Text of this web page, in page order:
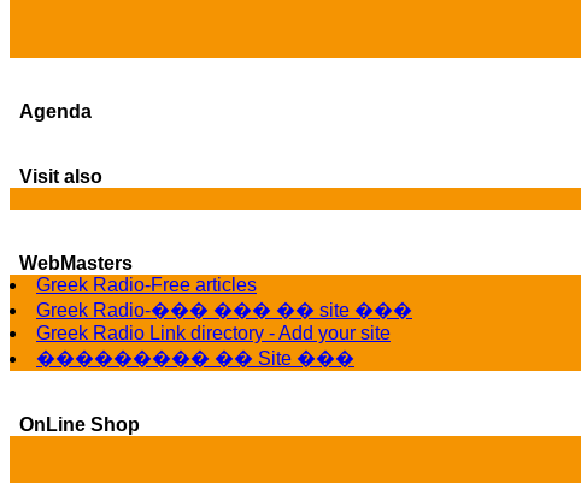
Agenda
Visit also
WebMasters
Greek Radio-Free articles
Greek Radio-��� ��� �� site ���
Greek Radio Link directory - Add your site
��������� �� Site ���
OnLine Shop